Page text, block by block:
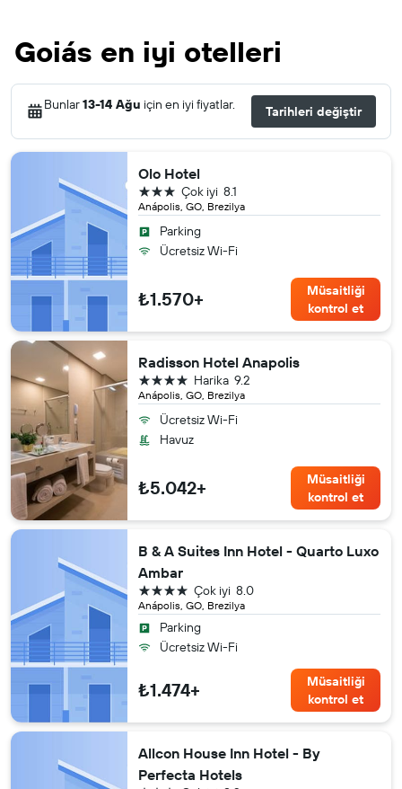
Goiás en iyi otelleri
Bunlar13-14 Ağu için en iyi fiyatlar. Tarihleri değiştir
Olo Hotel
Anápolis, GO, Brezilya
8.1
Çok iyi
3 yıldız
Parking
Ücretsiz Wi-Fi
₺1.570+
Müsaitliği
kontrol et
Radisson Hotel Anapolis
Anápolis, GO, Brezilya
9.2
Harika
4 yıldız
Ücretsiz Wi-Fi
Havuz
₺5.042+
Müsaitliği
kontrol et
B & A Suites Inn Hotel - Quarto Luxo
Ambar
Anápolis, GO, Brezilya
8.0
Çok iyi
4 yıldız
Parking
Ücretsiz Wi-Fi
₺1.474+
Müsaitliği
kontrol et
Allcon House Inn Hotel - By
Perfecta Hotels